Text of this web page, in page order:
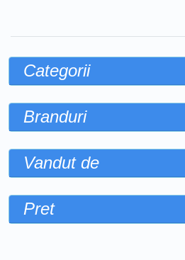
Categorii
Branduri
Vandut de
Pret